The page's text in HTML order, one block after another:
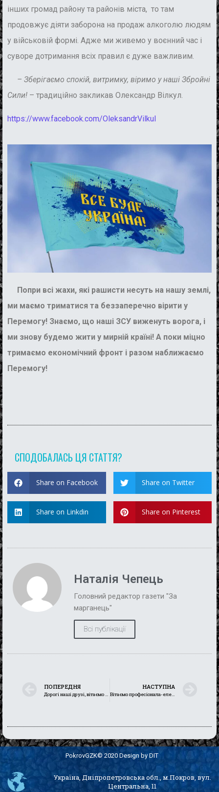
інших громад району та районів міста, то там
продовжує діяти заборона на продаж алкоголю людям
у військовій формі. Адже ми живемо у воєнний час і
суворе дотримання всіх правил є дуже важливим.
– Зберігаємо спокій, витримку, віримо у наші Збройні
Сили! – традиційно закликав Олександр Вілкул.
https://www.facebook.com/OleksandrVilkul
Попри всі жахи, які рашисти несуть на нашу землі,
ми маємо триматися та беззаперечно вірити у
Перемогу! Знаємо, що наші ЗСУ виженуть ворога, і
ми знову будемо жити у мирній країні! А поки міцно
тримаємо економічний фронт і разом наближаємо
Перемогу!
СПОДОБАЛАСЬ ЦЯ СТАТТЯ?
Share on Facebook Share on Twitter
Share on Linkdin Share on Pinterest
Наталія Чепець
Головний редактор газети "За
марганець"
Всі публікації
ПОПЕРЕДНЯ
Дорогі наші друзі, вітаємо з новим днем, який наближає нас до Перемоги
НАСТУПНА
Вітаємо професіонала-електрослюсаря Михайла ШУТОВА з ювілеєм!
PokrovGZK© 2020 Design by DIT
Україна, Дніпропетровська обл., м.Покров, вул.
Центральна, 11